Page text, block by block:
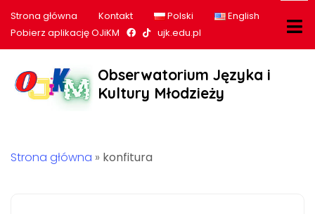
Strona główna Kontakt Polski
English
Pobierz aplikację OJiKM
Nasz profil na Facebook
Nasz profil na tiktok
ujk.edu.pl
Obserwatorium Języka i
Kultury Młodzieży
Strona główna » konfitura